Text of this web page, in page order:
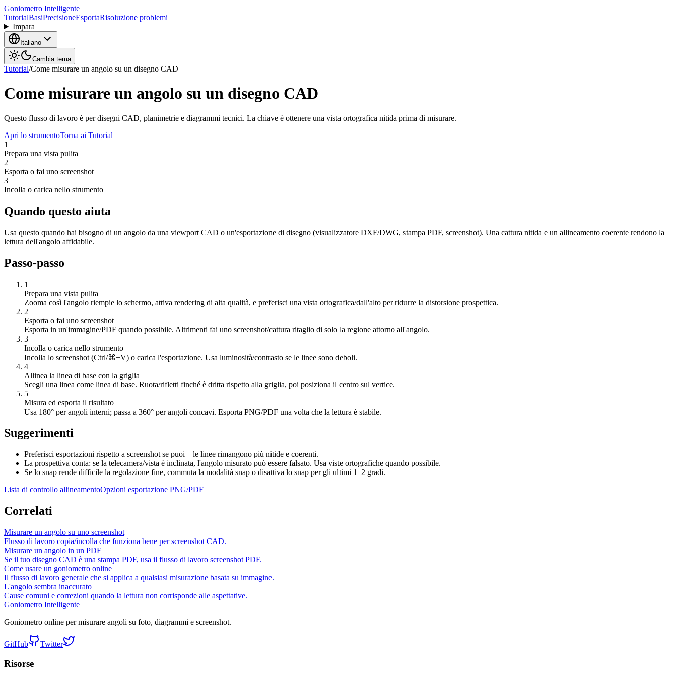
Goniometro Intelligente
TutorialBasiPrecisioneEsportaRisoluzione problemi
Impara
Italiano
Cambia tema
Tutorial/Come misurare un angolo su un disegno CAD
Come misurare un angolo su un disegno CAD
Questo flusso di lavoro è per disegni CAD, planimetrie e diagrammi tecnici. La chiave è ottenere una vista ortografica nitida prima di misurare.
Apri lo strumentoTorna ai Tutorial
1
Prepara una vista pulita
2
Esporta o fai uno screenshot
3
Incolla o carica nello strumento
Quando questo aiuta
Usa questo quando hai bisogno di un angolo da una viewport CAD o un'esportazione di disegno (visualizzatore DXF/DWG, stampa PDF, screenshot). Una cattura nitida e un allineamento coerente rendono la
lettura dell'angolo affidabile.
Passo-passo
1
Prepara una vista pulita
Zooma così l'angolo riempie lo schermo, attiva rendering di alta qualità, e preferisci una vista ortografica/dall'alto per ridurre la distorsione prospettica.
2
Esporta o fai uno screenshot
Esporta in un'immagine/PDF quando possibile. Altrimenti fai uno screenshot/cattura ritaglio di solo la regione attorno all'angolo.
3
Incolla o carica nello strumento
Incolla lo screenshot (Ctrl/⌘+V) o carica l'esportazione. Usa luminosità/contrasto se le linee sono deboli.
4
Allinea la linea di base con la griglia
Scegli una linea come linea di base. Ruota/rifletti finché è dritta rispetto alla griglia, poi posiziona il centro sul vertice.
5
Misura ed esporta il risultato
Usa 180° per angoli interni; passa a 360° per angoli concavi. Esporta PNG/PDF una volta che la lettura è stabile.
Suggerimenti
Preferisci esportazioni rispetto a screenshot se puoi—le linee rimangono più nitide e coerenti.
La prospettiva conta: se la telecamera/vista è inclinata, l'angolo misurato può essere falsato. Usa viste ortografiche quando possibile.
Se lo snap rende difficile la regolazione fine, commuta la modalità snap o disattiva lo snap per gli ultimi 1–2 gradi.
Lista di controllo allineamentoOpzioni esportazione PNG/PDF
Correlati
Misurare un angolo su uno screenshot
Flusso di lavoro copia/incolla che funziona bene per screenshot CAD.
Misurare un angolo in un PDF
Se il tuo disegno CAD è una stampa PDF, usa il flusso di lavoro screenshot PDF.
Come usare un goniometro online
Il flusso di lavoro generale che si applica a qualsiasi misurazione basata su immagine.
L'angolo sembra inaccurato
Cause comuni e correzioni quando la lettura non corrisponde alle aspettative.
Goniometro Intelligente
Goniometro online per misurare angoli su foto, diagrammi e screenshot.
GitHub Twitter
Risorse